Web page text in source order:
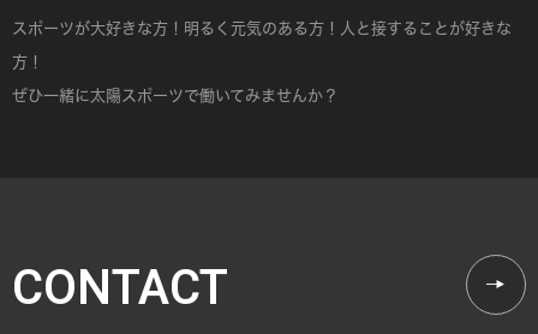
スポーツが大好きな方！明るく元気のある方！人と接することが好きな
方！
ぜひ一緒に太陽スポーツで働いてみませんか？
CONTACT